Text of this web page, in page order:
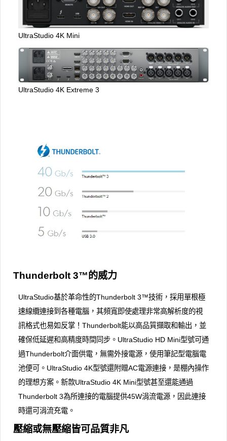
UltraStudio 4K Mini
UltraStudio 4K Extreme 3
Thunderbolt 3™的威力
UltraStudio基於革命性的Thunderbolt 3™技術，採用單根極
速線纜連接到各種電腦，其頻寬即使處理非常高解析度的視
訊格式也易如反掌！Thunderbolt能以高品質擷取和輸出，並
確保低延遲和高精度時間同步。UltraStudio HD Mini型號可通
過Thunderbolt介面供電，無需外接電源，使用筆記型電腦電
池便可。UltraStudio 4K型號還附贈AC電源連接，是棚內操作
的理想方案。新款UltraStudio 4K Mini型號甚至還能通過
Thunderbolt 3為所連接的電腦提供45W涓流電源，因此連接
時還可涓流充電。
壓縮或無壓縮皆可品質非凡